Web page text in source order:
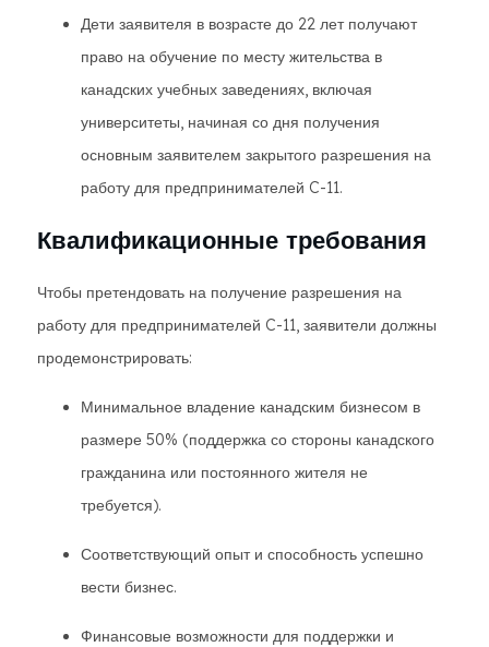
Дети заявителя в возрасте до 22 лет получают
право на обучение по месту жительства в
канадских учебных заведениях, включая
университеты, начиная со дня получения
основным заявителем закрытого разрешения на
работу для предпринимателей C-11.
Квалификационные требования
Чтобы претендовать на получение разрешения на
работу для предпринимателей C-11, заявители должны
продемонстрировать:
Минимальное владение канадским бизнесом в
размере 50% (поддержка со стороны канадского
гражданина или постоянного жителя не
требуется).
Соответствующий опыт и способность успешно
вести бизнес.
Финансовые возможности для поддержки и